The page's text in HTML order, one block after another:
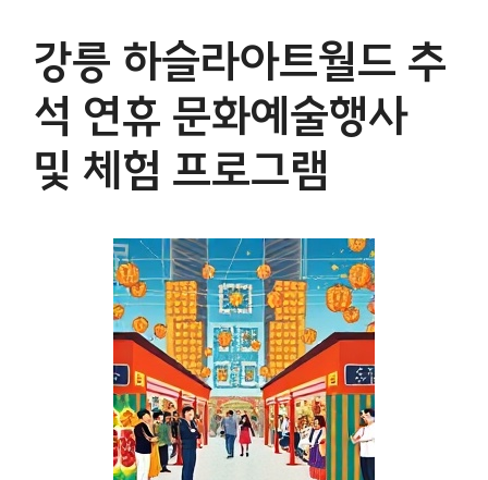
강릉 하슬라아트월드 추
석 연휴 문화예술행사
및 체험 프로그램